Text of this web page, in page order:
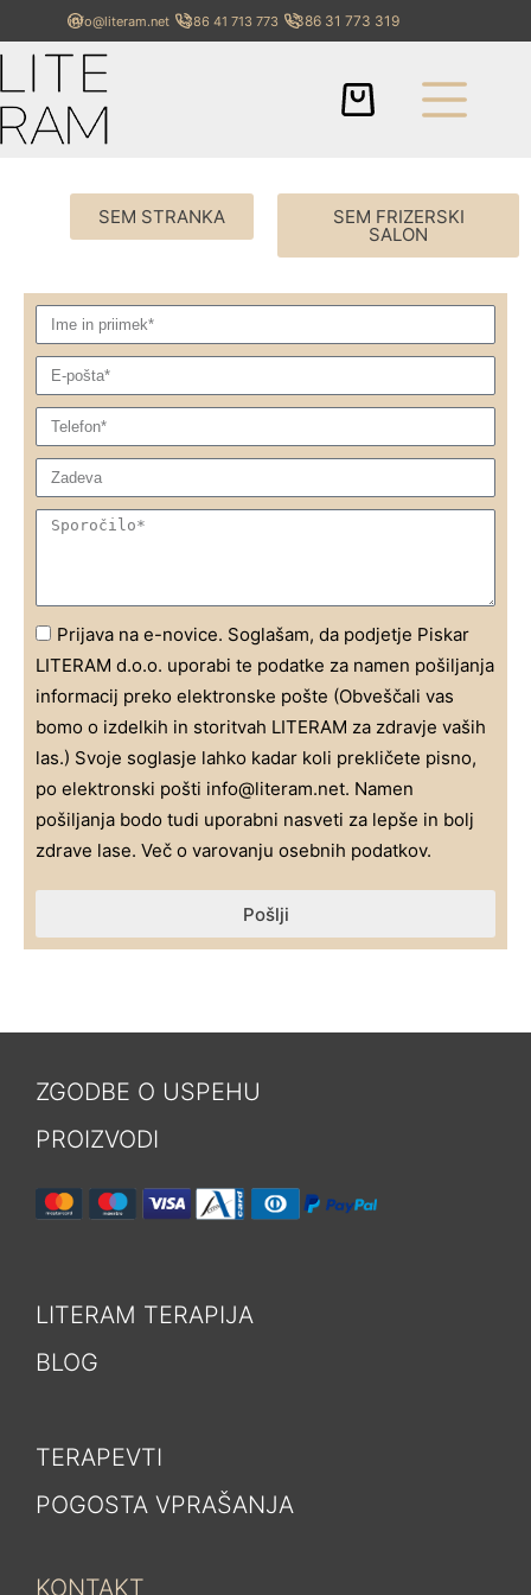
info@literam.net +386 41 713 773 +386 31 773 319
SEM STRANKA SEM FRIZERSKI
SALON
Prijava na e-novice. Soglašam, da podjetje Piskar
LITERAM d.o.o. uporabi te podatke za namen pošiljanja
informacij preko elektronske pošte (Obveščali vas
bomo o izdelkih in storitvah LITERAM za zdravje vaših
las.) Svoje soglasje lahko kadar koli prekličete pisno,
po elektronski pošti info@literam.net. Namen
pošiljanja bodo tudi uporabni nasveti za lepše in bolj
zdrave lase. Več o varovanju osebnih podatkov.
Pošlji
ZGODBE O USPEHU
PROIZVODI
LITERAM TERAPIJA
BLOG
TERAPEVTI
POGOSTA VPRAŠANJA
KONTAKT